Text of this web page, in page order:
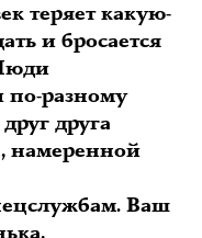
теряет какую-
и бросается
разному
друга
намеренной
Ваш